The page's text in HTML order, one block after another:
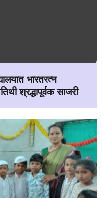
भारतरत्न
श्रद्धापूर्वक साजरी